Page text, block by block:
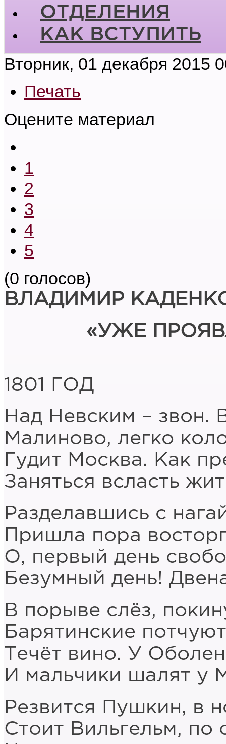
ОТДЕЛЕНИЯ
КАК ВСТУПИТЬ
Вторник, 01 декабря 2015
Печать
Оцените материал
1
2
3
4
5
(0 голосов)
ВЛАДИМИР
«УЖЕ
1801 ГОД
Над Невским – звон.
Малиново, легко
Гудит Москва. Как
Заняться всласть
Разделавшись с
Пришла пора
О, первый день
Безумный день!
В порыве слёз,
Барятинские
Течёт вино. У
И мальчики шалят у
Резвится Пушкин, в
Стоит Вильгельм, по